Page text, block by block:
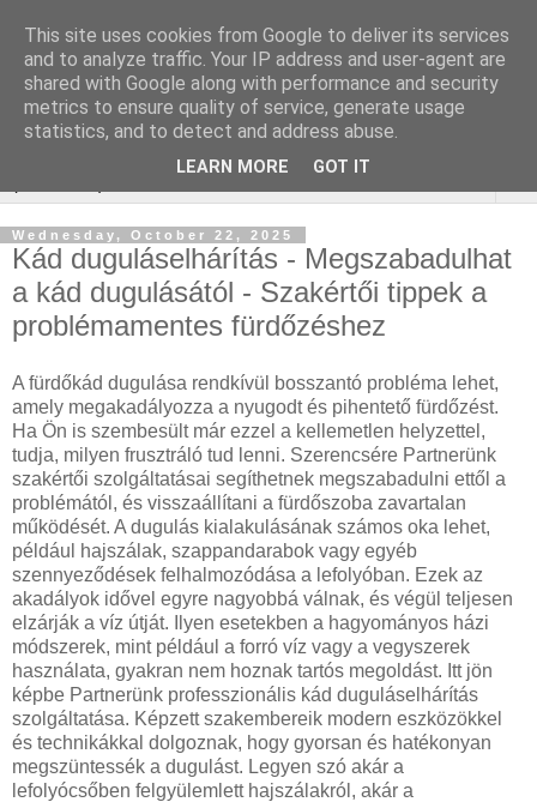
Keresőoptimalizálás :
gépjármű felmérés
Wednesday, October 22, 2025
Kád duguláselhárítás - Megszabadulhat
a kád dugulásától - Szakértői tippek a
problémamentes fürdőzéshez
A fürdőkád dugulása rendkívül bosszantó probléma lehet,
amely megakadályozza a nyugodt és pihentető fürdőzést.
Ha Ön is szembesült már ezzel a kellemetlen helyzettel,
tudja, milyen frusztráló tud lenni. Szerencsére Partnerünk
szakértői szolgáltatásai segíthetnek megszabadulni ettől a
problémától, és visszaállítani a fürdőszoba zavartalan
működését. A dugulás kialakulásának számos oka lehet,
például hajszálak, szappandarabok vagy egyéb
szennyeződések felhalmozódása a lefolyóban. Ezek az
akadályok idővel egyre nagyobbá válnak, és végül teljesen
elzárják a víz útját. Ilyen esetekben a hagyományos házi
módszerek, mint például a forró víz vagy a vegyszerek
használata, gyakran nem hoznak tartós megoldást. Itt jön
képbe Partnerünk professzionális kád duguláselhárítás
szolgáltatása. Képzett szakembereik modern eszközökkel
és technikákkal dolgoznak, hogy gyorsan és hatékonyan
megszüntessék a dugulást. Legyen szó akár a
lefolyócsőben felgyülemlett hajszálakról, akár a
This site uses cookies from Google to deliver its services
and to analyze traffic. Your IP address and user-agent are
shared with Google along with performance and security
metrics to ensure quality of service, generate usage
statistics, and to detect and address abuse.
LEARN MORE GOT IT